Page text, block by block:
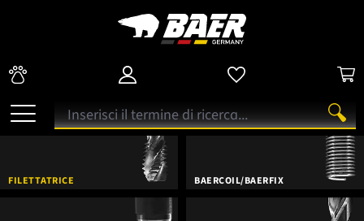
FILETTATRICE BAERCOIL/BAERFIX